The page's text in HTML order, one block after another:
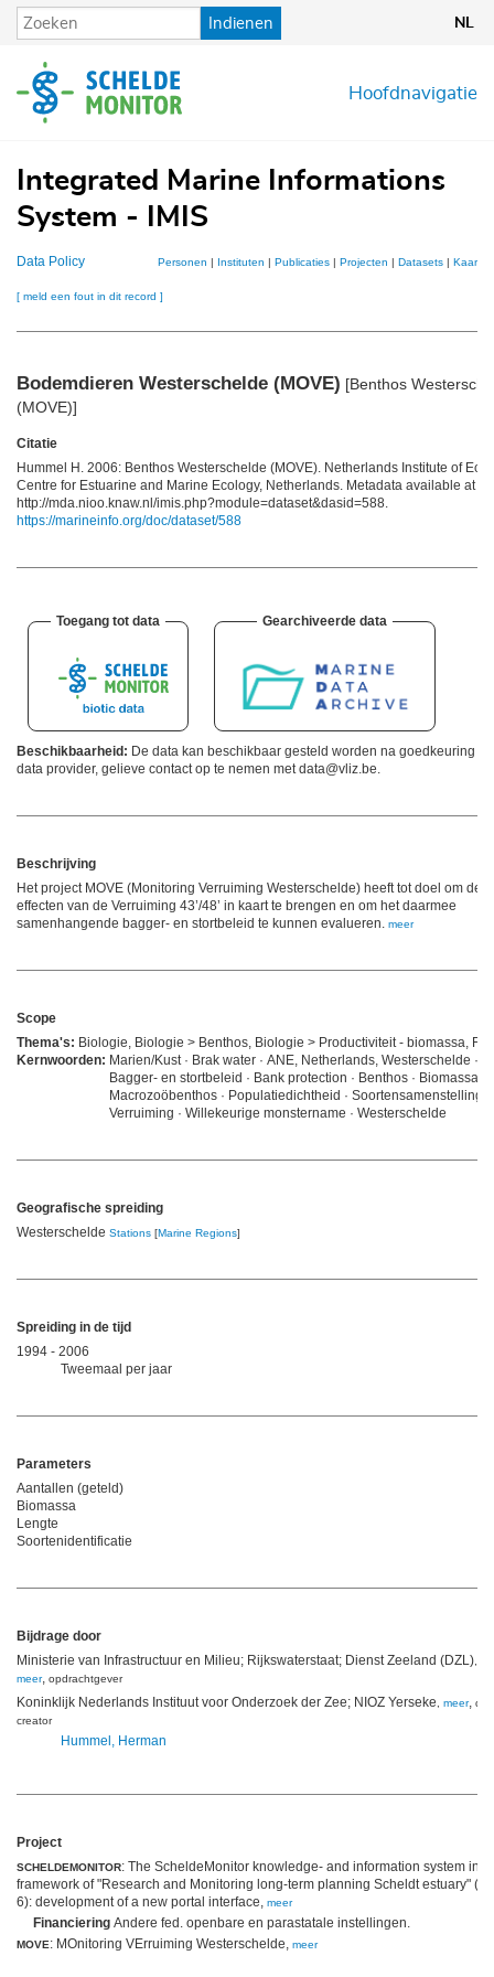
Overslaan
en
de
inhoud
Indienen NL
Hoofdnavigatie
Integrated Marine Informations
System - IMIS
Data Policy Personen | Instituten | Publicaties| Projecten | Datasets| Kaarten
[ meld een fout in dit record ]
Bodemdieren Westerschelde (MOVE) [Benthos
(MOVE)]
Citatie
Hummel H. 2006: Benthos Westerschelde (MOVE). Netherlands Institute of
Centre for Estuarine and Marine Ecology, Netherlands. Metadata available at
http://mda.nioo.knaw.nl/imis.php?module=dataset&dasid=588.
https://marineinfo.org/doc/dataset/588
Toegang tot data Gearchiveerde data
Beschikbaarheid: De data kan beschikbaar gesteld worden na goedkeuring
data provider, gelieve contact op te nemen met data@vliz.be.
Beschrijving
Het project MOVE (Monitoring Verruiming Westerschelde) heeft tot doel om de
effecten van de Verruiming 43’/48’ in kaart te brengen en om het daarmee
samenhangende bagger- en stortbeleid te kunnen evalueren. meer
Scope
Thema's: Biologie, Biologie > Benthos, Biologie > Productiviteit - biomassa,
Kernwoorden: Marien/Kust · Brak water · ANE, Netherlands, Westerschelde ·
Bagger- en stortbeleid · Bank protection · Benthos · Biomassa ·
Macrozoöbenthos · Populatiedichtheid · Soortensamenstelling ·
Verruiming · Willekeurige monstername · Westerschelde
Geografische spreiding
Westerschelde Stations [Marine Regions]
Spreiding in de tijd
1994 - 2006
Tweemaal per jaar
Parameters
Aantallen (geteld)
Biomassa
Lengte
Soortenidentificatie
Bijdrage door
Ministerie van Infrastructuur en Milieu; Rijkswaterstaat; Dienst Zeeland (DZL),
meer, opdrachtgever
Koninklijk Nederlands Instituut voor Onderzoek der Zee; NIOZ Yerseke, meer,
creator
Hummel, Herman
Project
SCHELDEMONITOR: The ScheldeMonitor knowledge- and information system in
framework of "Research and Monitoring long-term planning Scheldt estuary"
6): development of a new portal interface, meer
Financiering Andere fed. openbare en parastatale instellingen.
MOVE: MOnitoring VErruiming Westerschelde, meer